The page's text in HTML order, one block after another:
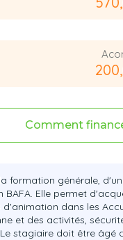
Comment
formation générale,
BAFA. Elle permet
dans les
et des activités,
stagiaire doit être âgé